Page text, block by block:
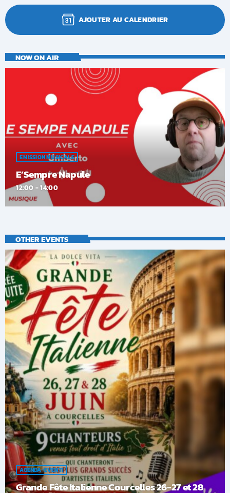
AJOUTER AU CALENDRIER
NOW ON AIR
EMISSION MUSICALE
E’Sempre Napule
12:00 - 14:00
OTHER EVENTS
AGENDA-EVENTI
Grande Fête Italienne Courcelles 26-27 et 28